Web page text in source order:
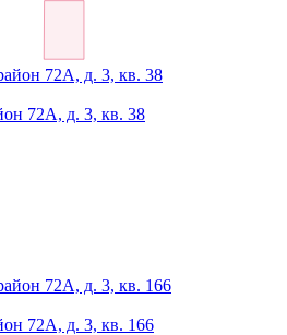
72А, д. 3, кв. 38
72А, д. 3, кв. 166